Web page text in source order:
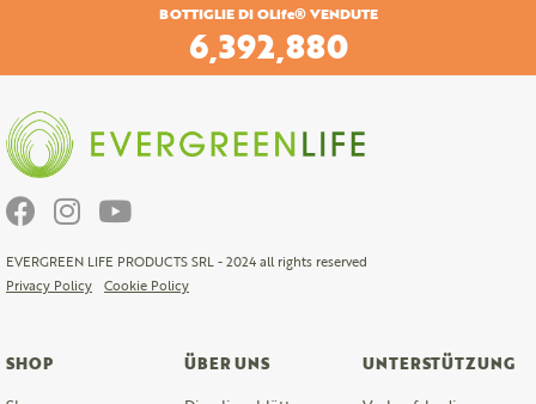
BOTTIGLIE DI OLife® VENDUTE
6,711,120
EVERGREEN LIFE PRODUCTS SRL - 2024 all rights reserved
Privacy Policy
Cookie Policy
SHOP
ÜBER UNS
UNTERSTÜTZUNG